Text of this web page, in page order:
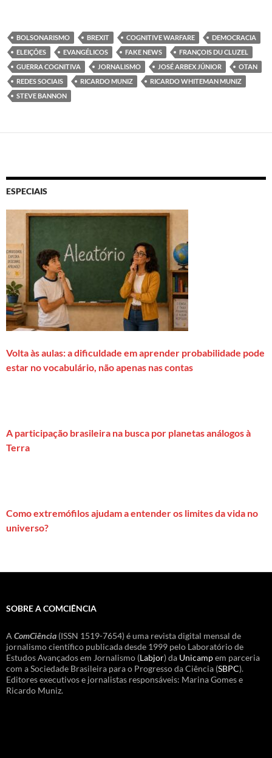
BOLSONARISMO BREXIT COGNITIVE WARFARE
DEMOCRACIA
ELEIÇÕES
EVANGÉLICOS FAKE NEWS
FRANÇOIS DU CLUZEL
GUERRA COGNITIVA
JORNALISMO JOSÉ ARBEX JÚNIOR
OTAN
REDES SOCIAIS
RICARDO MUNIZ
RICARDO WHITEMAN MUNIZ
STEVE BANNON
ESPECIAIS
Volta às aulas: a dificuldade em aprender probabilidade pode
estar no vocabulário, não apenas nas contas
A participação brasileira na busca por planetas análogos à
Terra
Como extremófilos ajudam a entender os limites da vida no
universo?
SOBRE A COMCIÊNCIA
A ComCiência (ISSN 1519-7654) é uma revista digital mensal de
jornalismo científico publicada desde 1999 pelo Laboratório de
Estudos Avançados em Jornalismo (Labjor) da Unicampem parceria
com a Sociedade Brasileira para o Progresso da Ciência (SBPC).
Editores executivos e jornalistas responsáveis: Marina Gomes e
Ricardo Muniz.